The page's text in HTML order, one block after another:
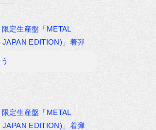
定生産盤「METAL
JAPAN EDITION)」着弾
定生産盤「METAL
JAPAN EDITION)」着弾